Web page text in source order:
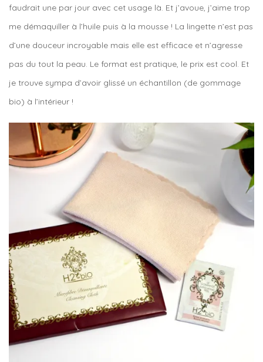
faudrait une par jour avec cet usage là. Et j’avoue, j’aime trop
me démaquiller à l’huile puis à la mousse ! La lingette n’est pas
d’une douceur incroyable mais elle est efficace et n’agresse
pas du tout la peau. Le format est pratique, le prix est cool. Et
je trouve sympa d’avoir glissé un échantillon (de gommage
bio) à l’intérieur !